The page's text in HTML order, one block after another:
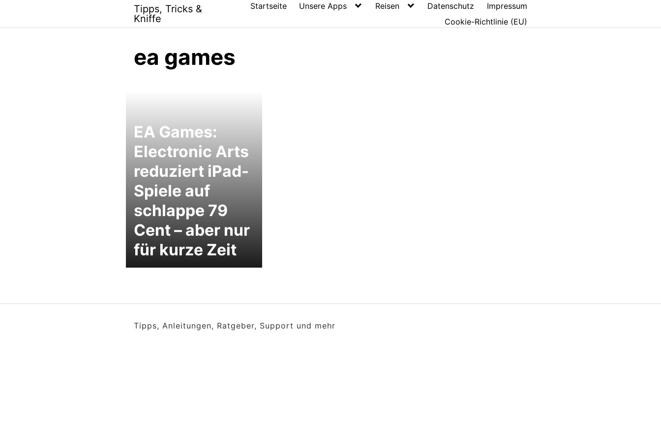
content
Tipps, Tricks &
Kniffe
Startseite Unsere Apps Reisen Datenschutz
Impressum
Cookie-Richtlinie (EU)
ea games
EA Games:
Electronic Arts
reduziert iPad-
Spiele auf
schlappe 79
Cent – aber nur
für kurze Zeit
Tipps, Anleitungen, Ratgeber, Support und mehr